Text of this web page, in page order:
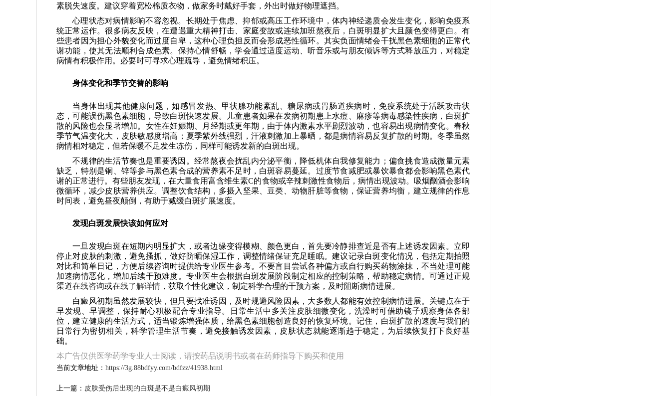
素脱失速度。建议穿着宽松棉质衣物，做家务时戴好手套，外出时做好物理遮挡。
心理状态对病情影响不容忽视。长期处于焦虑、抑郁或高压工作环境中，体内神经递质会发生变化，影响免疫系
统正常运作。很多病友反映，在遭遇重大精神打击、家庭变故或连续加班熬夜后，白斑明显扩大且颜色变得更白。有
些患者因为担心外貌变化而过度自卑，这种心理负担反而会形成恶性循环。其实负面情绪会干扰黑色素细胞的正常代
谢功能，使其无法顺利合成色素。保持心情舒畅，学会通过适度运动、听音乐或与朋友倾诉等方式释放压力，对稳定
病情有积极作用。必要时可寻求心理疏导，避免情绪积压。
身体变化和季节交替的影响
当身体出现其他健康问题，如感冒发热、甲状腺功能紊乱、糖尿病或胃肠道疾病时，免疫系统处于活跃攻击状
态，可能误伤黑色素细胞，导致白斑快速发展。儿童患者如果在发病初期患上水痘、麻疹等病毒感染性疾病，白斑扩
散的风险也会显著增加。女性在妊娠期、月经期或更年期，由于体内激素水平剧烈波动，也容易出现病情变化。春秋
季节气温变化大，皮肤敏感度增高；夏季紫外线强烈，汗液刺激加上暴晒，都是病情容易反复扩散的时期。冬季虽然
病情相对稳定，但若保暖不足发生冻伤，同样可能诱发新的白斑出现。
不规律的生活节奏也是重要诱因。经常熬夜会扰乱内分泌平衡，降低机体自我修复能力；偏食挑食造成微量元素
缺乏，特别是铜、锌等参与黑色素合成的营养素不足时，白斑容易蔓延。过度节食减肥或暴饮暴食都会影响黑色素代
谢的正常进行。有些朋友发现，在大量食用富含维生素C的食物或辛辣刺激性食物后，病情出现波动。吸烟酗酒会影响
微循环，减少皮肤营养供应。调整饮食结构，多摄入坚果、豆类、动物肝脏等食物，保证营养均衡，建立规律的作息
时间表，避免昼夜颠倒，有助于减缓白斑扩展速度。
发现白斑发展快该如何应对
一旦发现白斑在短期内明显扩大，或者边缘变得模糊、颜色更白，首先要冷静排查近是否有上述诱发因素。立即
停止对皮肤的刺激，避免搔抓，做好防晒保湿工作，调整情绪保证充足睡眠。建议记录白斑变化情况，包括定期拍照
对比和简单日记，方便后续咨询时提供给专业医生参考。不要盲目尝试各种偏方或自行购买药物涂抹，不当处理可能
加速病情恶化，增加后续干预难度。专业医生会根据白斑发展阶段制定相应的控制策略，帮助稳定病情。可通过正规
渠道在线咨询或在线了解详情 ，获取个性化建议，制定科学合理的干预方案，及时阻断病情进展。
白癜风初期虽然发展较快，但只要找准诱因，及时规避风险因素，大多数人都能有效控制病情进展。关键点在于
早发现、早调整，保持耐心积极配合专业指导。日常生活中多关注皮肤细微变化，洗澡时可借助镜子观察身体各部
位，建立健康的生活方式，适当锻炼增强体质，给黑色素细胞创造良好的恢复环境。记住，白斑扩散的速度与我们的
日常行为密切相关，科学管理生活节奏，避免接触诱发因素，皮肤状态就能逐渐趋于稳定，为后续恢复打下良好基
础。
本广告仅供医学药学专业人士阅读，请按药品说明书或者在药师指导下购买和使用
当前文章地址： https://3g.88bdfyy.com/bdfzz/41938.html
上一篇： 皮肤受伤后出现的白斑是不是白癜风初期